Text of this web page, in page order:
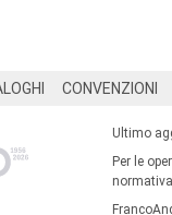
CONVENZIONI
Ultimo
Per le